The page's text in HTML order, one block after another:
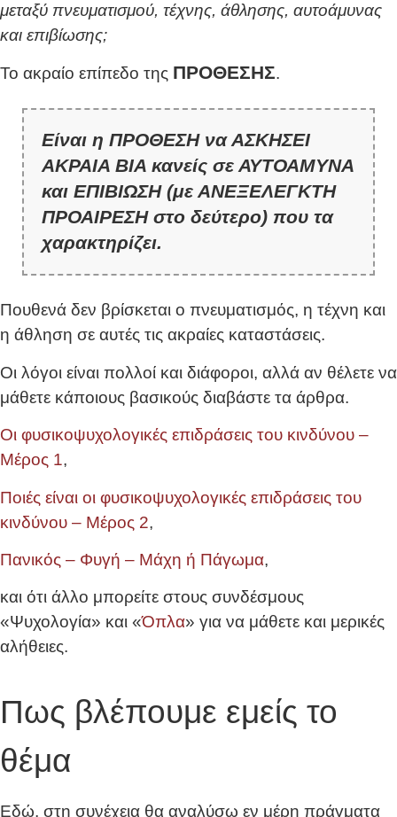
μεταξύ πνευματισμού, τέχνης, άθλησης, αυτοάμυνας
και επιβίωσης;
Το ακραίο επίπεδο της ΠΡΟΘΕΣΗΣ.
Είναι η ΠΡΟΘΕΣΗ να ΑΣΚΗΣΕΙ
ΑΚΡΑΙΑ ΒΙΑ κανείς σε ΑΥΤΟΑΜΥΝΑ
και ΕΠΙΒΙΩΣΗ (με ΑΝΕΞΕΛΕΓΚΤΗ
ΠΡΟΑΙΡΕΣΗ στο δεύτερο) που τα
χαρακτηρίζει.
Πουθενά δεν βρίσκεται ο πνευματισμός, η τέχνη και
η άθληση σε αυτές τις ακραίες καταστάσεις.
Οι λόγοι είναι πολλοί και διάφοροι, αλλά αν θέλετε να
μάθετε κάποιους βασικούς διαβάστε τα άρθρα.
Οι φυσικοψυχολογικές επιδράσεις του κινδύνου –
Μέρος 1,
Ποιές είναι οι φυσικοψυχολογικές επιδράσεις του
κινδύνου – Μέρος 2,
Πανικός – Φυγή – Μάχη ή Πάγωμα,
και ότι άλλο μπορείτε στους συνδέσμους
«Ψυχολογία» και «Όπλα» για να μάθετε και μερικές
αλήθειες.
Πως βλέπουμε εμείς το
θέμα
Εδώ, στη συνέχεια θα αναλύσω εν μέρη πράγματα